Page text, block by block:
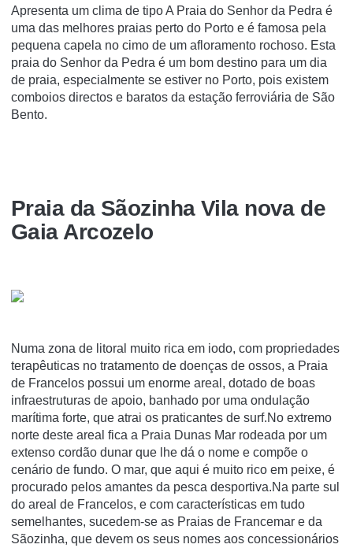
Apresenta um clima de tipo A Praia do Senhor da Pedra é
uma das melhores praias perto do Porto e é famosa pela
pequena capela no cimo de um afloramento rochoso. Esta
praia do Senhor da Pedra é um bom destino para um dia
de praia, especialmente se estiver no Porto, pois existem
comboios directos e baratos da estação ferroviária de São
Bento.
Praia da Sãozinha Vila nova de
Gaia Arcozelo
Numa zona de litoral muito rica em iodo, com propriedades
terapêuticas no tratamento de doenças de ossos, a Praia
de Francelos possui um enorme areal, dotado de boas
infraestruturas de apoio, banhado por uma ondulação
marítima forte, que atrai os praticantes de surf.No extremo
norte deste areal fica a Praia Dunas Mar rodeada por um
extenso cordão dunar que lhe dá o nome e compõe o
cenário de fundo. O mar, que aqui é muito rico em peixe, é
procurado pelos amantes da pesca desportiva.Na parte sul
do areal de Francelos, e com características em tudo
semelhantes, sucedem-se as Praias de Francemar e da
Sãozinha, que devem os seus nomes aos concessionários